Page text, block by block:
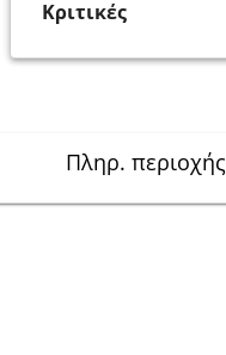
Κριτικές
Πληρ. περιοχής